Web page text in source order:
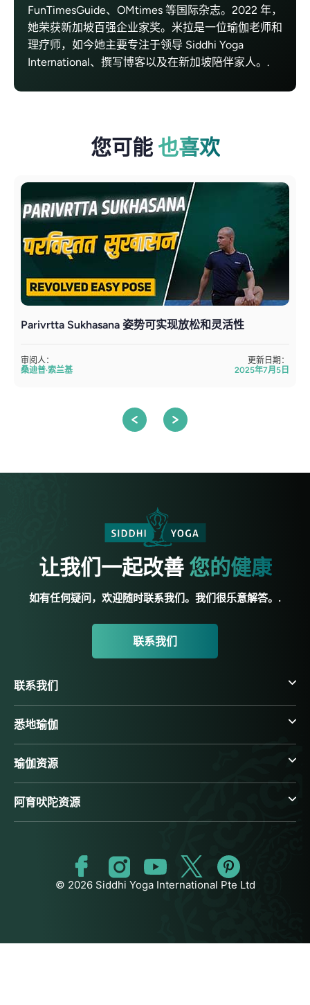
FunTimesGuide、OMtimes 等国际杂志。2022 年，
她荣获新加坡百强企业家奖。米拉是一位瑜伽老师和
理疗师，如今她主要专注于领导 Siddhi Yoga
International、撰写博客以及在新加坡陪伴家人。.
您可能 也喜欢
Parivrtta Sukhasana 姿势可实现放松和灵活性
审阅人：
桑迪普·索兰基
更新日期：
2025年7月5日
让我们一起改善 您的健康
如有任何疑问，欢迎随时联系我们。我们很乐意解答。.
联系我们
联系我们
悉地瑜伽
瑜伽资源
阿育吠陀资源
© 2026 Siddhi Yoga International Pte Ltd